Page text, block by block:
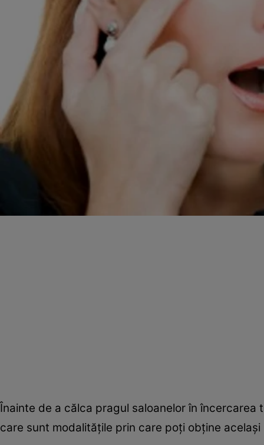
Înainte de a călca pragul saloanelor în
care sunt modalităţile prin care poţi obţine